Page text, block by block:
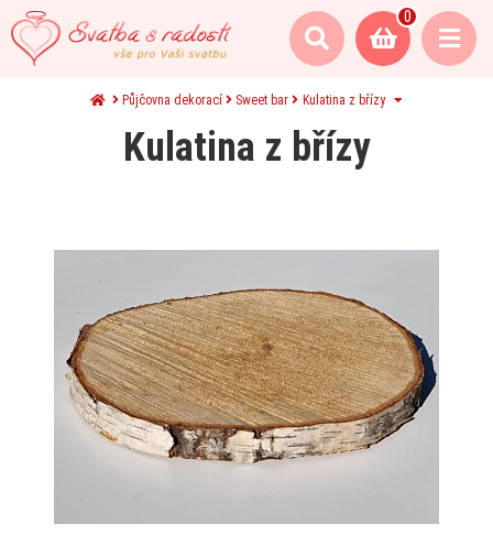
0
Půjčovna dekorací Sweet bar Kulatina z břízy
Kulatina z břízy